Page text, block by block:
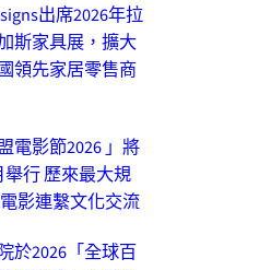
出席2026年拉
斯家具展，擴大
領先家居零售商
電影節2026 」將
舉行 歷來最大規
影連繫文化交流
於2026「全球百